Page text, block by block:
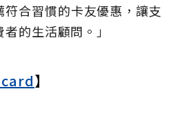
合習慣的卡友優惠，讓支
的生活顧問。」
】